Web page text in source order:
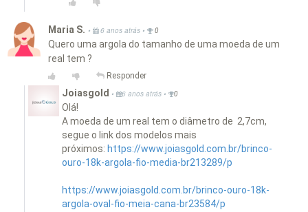
Maria S. • 6 anos atrás • 0
Quero uma argola do tamanho de uma moeda de um
real tem ?
Responder
Joiasgold • 6 anos atrás • 0
Olá!
A moeda de um real tem o diâmetro de 2,7cm,
segue o link dos modelos mais
próximos: https://www.joiasgold.com.br/brinco-
ouro-18k-argola-fio-media-br213289/p
https://www.joiasgold.com.br/brinco-ouro-18k-
argola-oval-fio-meia-cana-br23584/p